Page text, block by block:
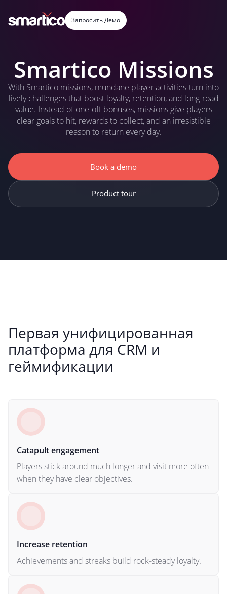
Запросить Демо
Smartico Missions
With Smartico missions, mundane player activities turn into
lively challenges that boost loyalty, retention, and long-road
value. Instead of one-off bonuses, missions give players
clear goals to hit, rewards to collect, and an irresistible
reason to return every day.
Book a demo
Product tour
Первая унифицированная
платформа для CRM и
геймификации
Catapult engagement
Players stick around much longer and visit more often
when they have clear objectives.
Increase retention
Achievements and streaks build rock-steady loyalty.